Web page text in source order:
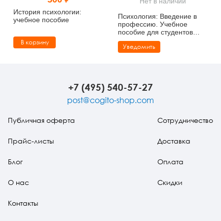
Тревожные расстройства, панические атаки
Психодрама
Другие направления психотерапии
Психология труда и эргономика
Социальная и организационная психология
Классический и юнгианский психоанализ
История психологии:
учебное пособие
В корзину
Психология: Введение в
профессию. Учебное
пособие для студентов
высших учебных заведений
Уведомить
+7 (495) 540-57-27
post@cogito-shop.com
Публичная оферта
Прайс-листы
Блог
О нас
Контакты
Сотрудничество
Доставка
Оплата
Скидки